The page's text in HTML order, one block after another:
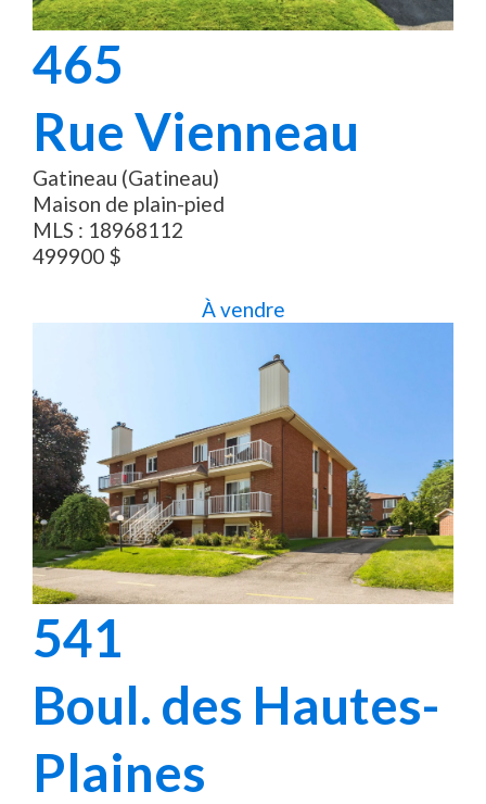
465
Rue Vienneau
Gatineau (Gatineau)
Maison de plain-pied
MLS : 18968112
499900 $
À vendre
541
Boul. des Hautes-
Plaines